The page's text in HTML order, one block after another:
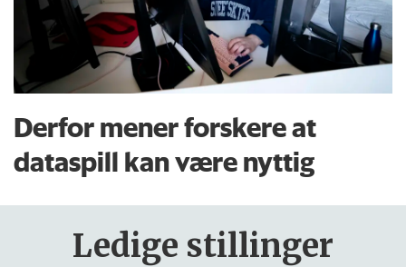
Derfor mener forskere at
dataspill kan være nyttig
Ledige stillinger